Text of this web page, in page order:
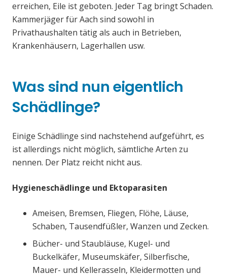
erreichen, Eile ist geboten. Jeder Tag bringt Schaden.
Kammerjäger für Aach sind sowohl in
Privathaushalten tätig als auch in Betrieben,
Krankenhäusern, Lagerhallen usw.
Was sind nun eigentlich
Schädlinge?
Einige Schädlinge sind nachstehend aufgeführt, es
ist allerdings nicht möglich, sämtliche Arten zu
nennen. Der Platz reicht nicht aus.
Hygieneschädlinge und Ektoparasiten
Ameisen, Bremsen, Fliegen, Flöhe, Läuse,
Schaben, Tausendfüßler, Wanzen und Zecken.
Bücher- und Staubläuse, Kugel- und
Buckelkäfer, Museumskäfer, Silberfische,
Mauer- und Kellerasseln, Kleidermotten und